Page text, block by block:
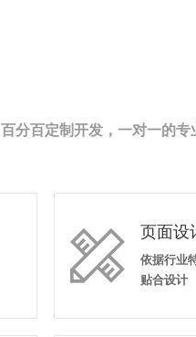
百分百定制开发，一对一的专
 页面设
依据行业
贴合设计